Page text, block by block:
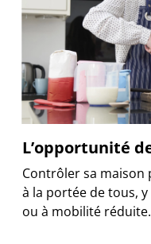
L’opportunité
Contrôler sa maison
à la portée de tous,
ou à mobilité réduite.